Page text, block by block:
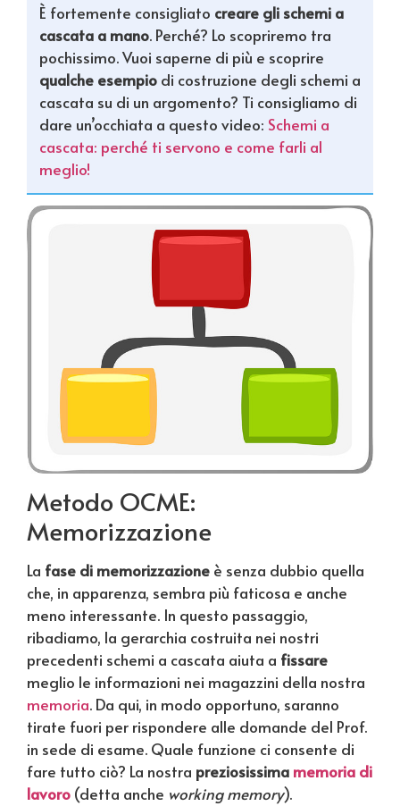
È fortemente consigliato creare gli schemi a
cascata a mano. Perché? Lo scopriremo tra
pochissimo. Vuoi saperne di più e scoprire
qualche esempio di costruzione degli schemi a
cascata su di un argomento? Ti consigliamo di
dare un’occhiata a questo video: Schemi a
cascata: perché ti servono e come farli al
meglio!
Metodo OCME:
Memorizzazione
La fase di memorizzazione è senza dubbio quella
che, in apparenza, sembra più faticosa e anche
meno interessante. In questo passaggio,
ribadiamo, la gerarchia costruita nei nostri
precedenti schemi a cascata aiuta a fissare
meglio le informazioni nei magazzini della nostra
memoria. Da qui, in modo opportuno, saranno
tirate fuori per rispondere alle domande del Prof.
in sede di esame. Quale funzione ci consente di
fare tutto ciò? La nostra preziosissima memoria di
lavoro (detta anche working memory).